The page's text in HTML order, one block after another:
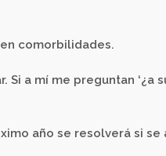
comorbilidades.
a mí me preguntan ‘¿a
año se resolverá si se